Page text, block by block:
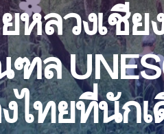
หลวงเชีย
ล
ไทยที่นัก